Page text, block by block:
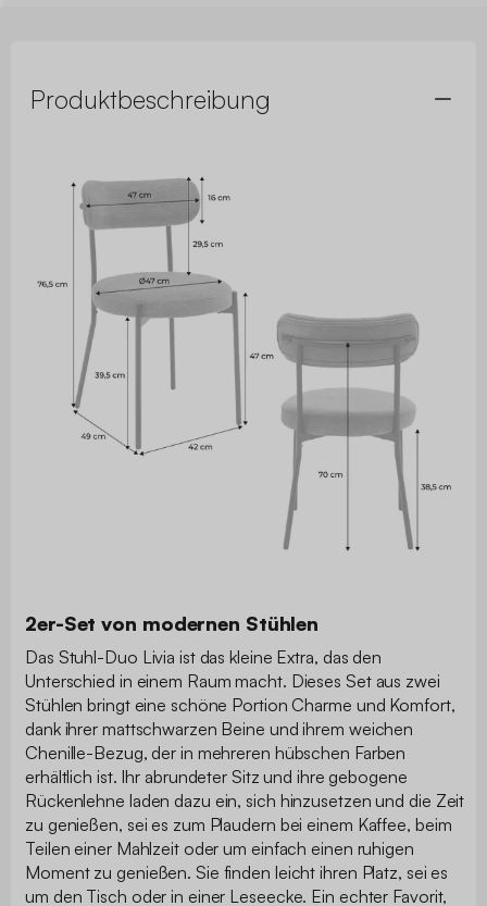
Produktbeschreibung
2er-Set von modernen Stühlen
Das Stuhl-Duo Livia ist das kleine Extra, das den
Unterschied in einem Raum macht. Dieses Set aus zwei
Stühlen bringt eine schöne Portion Charme und Komfort,
dank ihrer mattschwarzen Beine und ihrem weichen
Chenille-Bezug, der in mehreren hübschen Farben
erhältlich ist. Ihr abrundeter Sitz und ihre gebogene
Rückenlehne laden dazu ein, sich hinzusetzen und die Zeit
zu genießen, sei es zum Plaudern bei einem Kaffee, beim
Teilen einer Mahlzeit oder um einfach einen ruhigen
Moment zu genießen. Sie finden leicht ihren Platz, sei es
um den Tisch oder in einer Leseecke. Ein echter Favorit,